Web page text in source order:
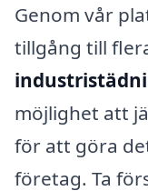
Genom vår
tillgång till
möjlighet att
för att göra
företag. Ta